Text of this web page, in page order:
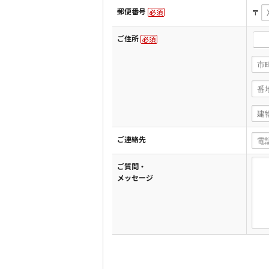
郵便番号 必須 〒
ご住所 必須
ご連絡先
ご質問・
メッセージ